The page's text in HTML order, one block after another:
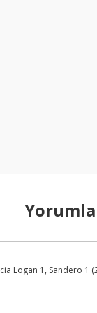
Logan 1, Sandero 1